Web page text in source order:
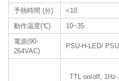
予熱時間 (分)
<10
動作温度(℃)
10~35
電源(90-
264VAC)
PSU-H-LED/
TTL on/off,